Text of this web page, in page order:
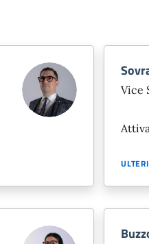
Vice